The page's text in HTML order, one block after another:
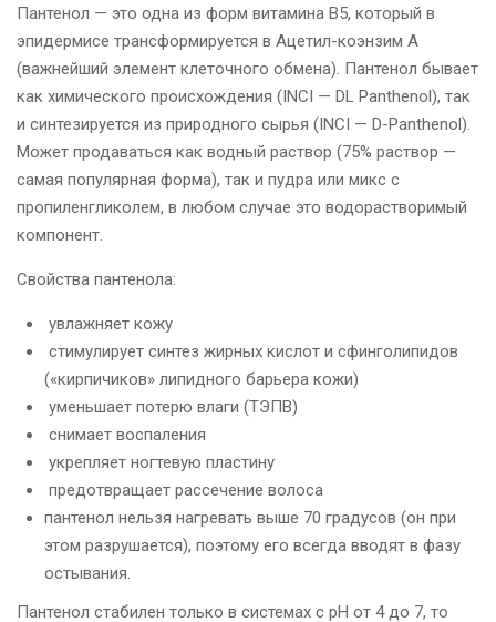
Пантенол — это одна из форм витамина В5, который в
эпидермисе трансформируется в Ацетил-коэнзим А
(важнейший элемент клеточного обмена). Пантенол бывает
как химического происхождения (INCI — DL Panthenol), так
и синтезируется из природного сырья (INCI — D-Panthenol).
Может продаваться как водный раствор (75% раствор —
самая популярная форма), так и пудра или микс с
пропиленгликолем, в любом случае это водорастворимый
компонент.
Свойства пантенола:
увлажняет кожу
стимулирует синтез жирных кислот и сфинголипидов
(«кирпичиков» липидного барьера кожи)
уменьшает потерю влаги (ТЭПВ)
снимает воспаления
укрепляет ногтевую пластину
предотвращает рассечение волоса
пантенол нельзя нагревать выше 70 градусов (он при
этом разрушается), поэтому его всегда вводят в фазу
остывания.
Пантенол стабилен только в системах с рН от 4 до 7, то